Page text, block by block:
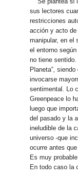
sus lectores
restricciones
acción y acto
manipular, en el
el entorno
no tiene
Planeta”,
invocarse
sentimental. Lo
Greenpeace lo
luego que
del pasado y la
ineludible de la
universo -que
ocurre antes
Es muy
En todo caso la